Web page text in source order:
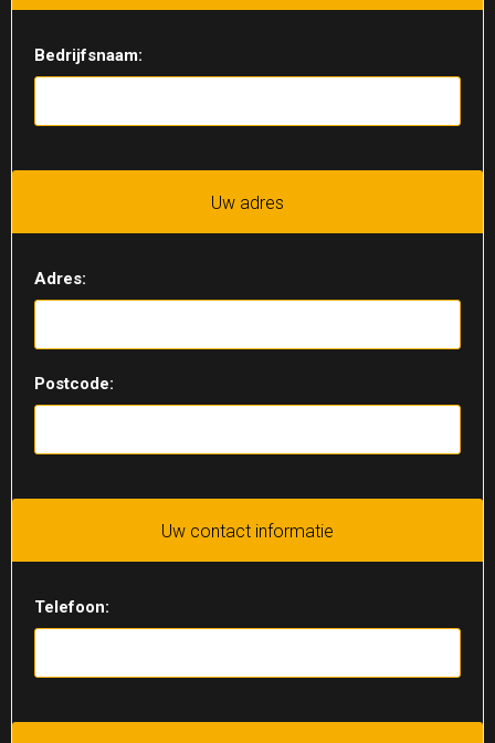
Bedrijfsnaam:
Uw adres
Adres:
Postcode:
Uw contact informatie
Telefoon: